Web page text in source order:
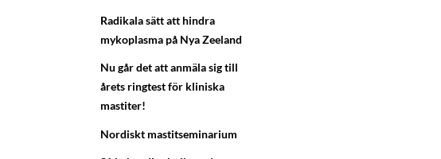
Radikala sätt att hindra
mykoplasma på Nya Zeeland
Nu går det att anmäla sig till
årets ringtest för kliniska
mastiter!
Nordiskt mastitseminarium